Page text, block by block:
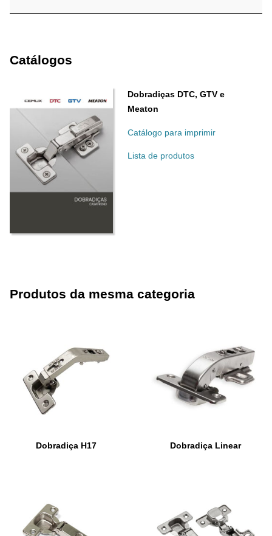
Catálogos
Dobradiças DTC, GTV e
Meaton
Catálogo para imprimir
Lista de produtos
Produtos da mesma categoria
Dobradiça H17 Dobradiça Linear